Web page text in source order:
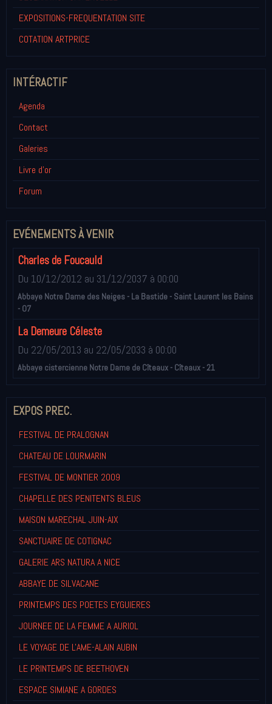
EXPOSITIONS-FREQUENTATION SITE
COTATION ARTPRICE
INTÉRACTIF
Agenda
Contact
Galeries
Livre d'or
Forum
EVÉNEMENTS À VENIR
Charles de Foucauld
Du 10/12/2012 au 31/12/2037 à 00:00
Abbaye Notre Dame des Neiges - La Bastide - Saint Laurent les Bains
- 07
La Demeure Céleste
Du 22/05/2013 au 22/05/2033 à 00:00
Abbaye cistercienne Notre Dame de Cîteaux - Cîteaux - 21
EXPOS PREC.
FESTIVAL DE PRALOGNAN
CHATEAU DE LOURMARIN
FESTIVAL DE MONTIER 2009
CHAPELLE DES PENITENTS BLEUS
MAISON MARECHAL JUIN-AIX
SANCTUAIRE DE COTIGNAC
GALERIE ARS NATURA A NICE
ABBAYE DE SILVACANE
PRINTEMPS DES POETES EYGUIERES
JOURNEE DE LA FEMME A AURIOL
LE VOYAGE DE L'AME-ALAIN AUBIN
LE PRINTEMPS DE BEETHOVEN
ESPACE SIMIANE A GORDES